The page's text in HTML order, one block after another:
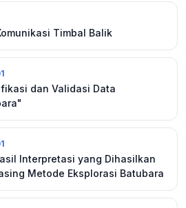
Timbal Balik
dan Validasi Data
Interpretasi yang Dihasilkan
Metode Eksplorasi Batubara